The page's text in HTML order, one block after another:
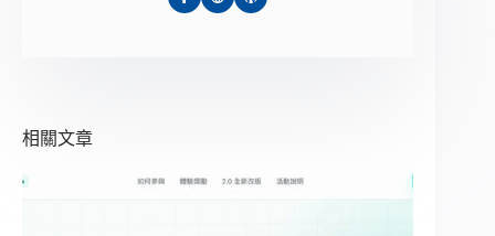
相關文章